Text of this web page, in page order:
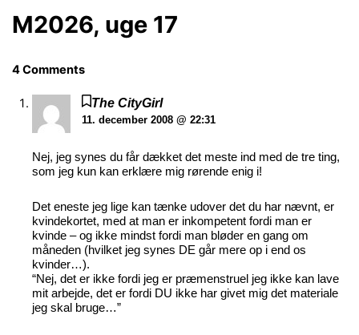
M2026, uge 17
4 Comments
The CityGirl
11. december 2008 @ 22:31
Nej, jeg synes du får dækket det meste ind med de tre ting,
som jeg kun kan erklære mig rørende enig i!
Det eneste jeg lige kan tænke udover det du har nævnt, er
kvindekortet, med at man er inkompetent fordi man er
kvinde – og ikke mindst fordi man bløder en gang om
måneden (hvilket jeg synes DE går mere op i end os
kvinder…).
“Nej, det er ikke fordi jeg er præmenstruel jeg ikke kan lave
mit arbejde, det er fordi DU ikke har givet mig det materiale
jeg skal bruge…”